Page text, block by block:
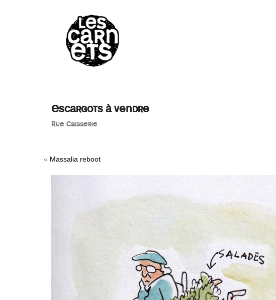
Escargots à vendre
Rue Caisserie
« Massalia reboot